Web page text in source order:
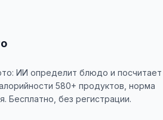
ИИ определит блюдо и посчитает
580+ продуктов, норма
Бесплатно, без регистрации.